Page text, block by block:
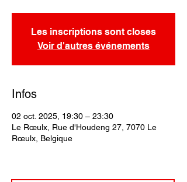
Les inscriptions sont closes
Voir d'autres événements
Infos
02 oct. 2025, 19:30 – 23:30
Le Rœulx, Rue d'Houdeng 27, 7070 Le
Rœulx, Belgique